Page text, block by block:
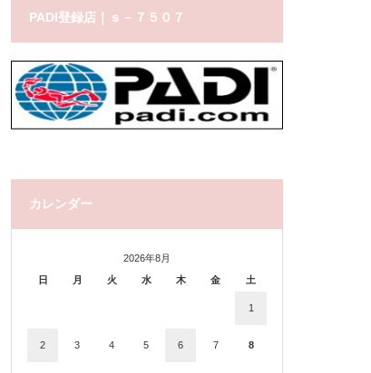
PADI登録店｜ｓ－７５０７
カレンダー
2026年8月
日
月 火 水 木 金 土
1
2 3 4 5 6 7 8